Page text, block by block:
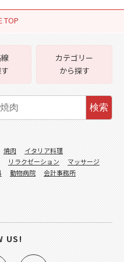
TOP
カテゴリー
から探す
検索
焼肉
イタリア料理
リラクゼーション
マッサージ
動物病院
会計事務所
US!